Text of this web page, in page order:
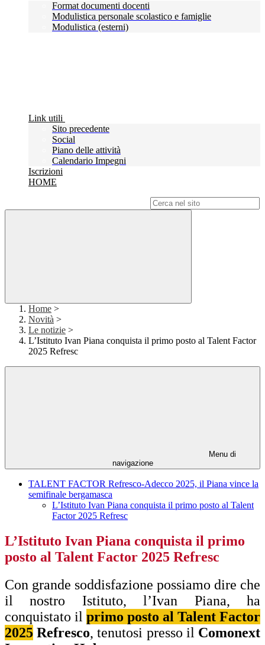
Format documenti docenti
Modulistica personale scolastico e famiglie
Modulistica (esterni)
Link utili
Sito precedente
Social
Piano delle attività
Calendario Impegni
Iscrizioni
HOME
Home >
Novità >
Le notizie >
L’Istituto Ivan Piana conquista il primo posto al Talent Factor
2025 Refresc
Menu di
navigazione
TALENT FACTOR Refresco-Adecco 2025, il Piana vince la
semifinale bergamasca
L’Istituto Ivan Piana conquista il primo posto al Talent
Factor 2025 Refresc
L’Istituto Ivan Piana conquista il primo
posto al Talent Factor 2025 Refresc
Con grande soddisfazione possiamo dire che
il nostro Istituto, l’Ivan Piana, ha
conquistato il primo posto al Talent Factor
2025 Refresco, tenutosi presso il Comonext